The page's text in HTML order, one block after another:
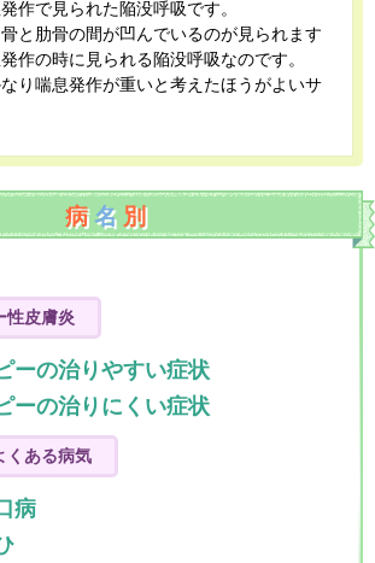
作で見られた陥没呼吸です。
と肋骨の間が凹んでいるのが見られます
作の時に見られる陥没呼吸なのです。
り喘息発作が重いと考えたほうがよいサ
病 名 別
性皮膚炎
ーの治りやすい症状
ーの治りにくい症状
くある病気
病